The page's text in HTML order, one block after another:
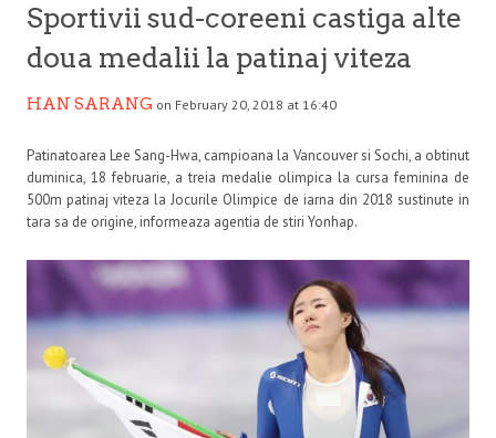
Sportivii sud-coreeni castiga alte
doua medalii la patinaj viteza
HAN SARANG on February 20, 2018 at 16:40
Patinatoarea Lee Sang-Hwa, campioana la Vancouver si Sochi, a obtinut
duminica, 18 februarie, a treia medalie olimpica la cursa feminina de
500m patinaj viteza la Jocurile Olimpice de iarna din 2018 sustinute in
tara sa de origine, informeaza agentia de stiri Yonhap.